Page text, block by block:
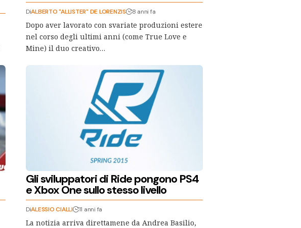
DiALBERTO "ALLISTER" DE LORENZIS 8 anni fa
Dopo aver lavorato con svariate produzioni estere
nel corso degli ultimi anni (come True Love e
Mine) il duo creativo…
Gli sviluppatori di Ride pongono PS4
e Xbox One sullo stesso livello
DiALESSIO CIALLI 11 anni fa
La notizia arriva direttamene da Andrea Basilio,